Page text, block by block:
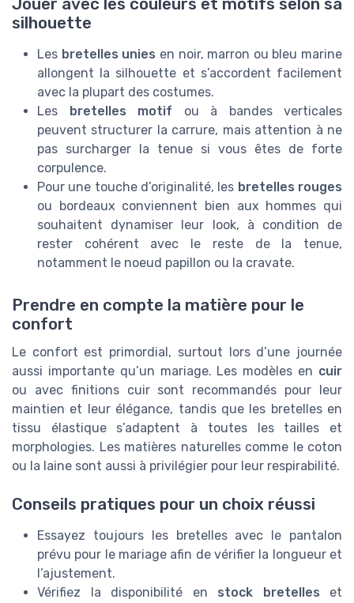
silhouette
Les bretelles unies en noir, marron ou bleu marine
allongent la silhouette et s’accordent facilement
avec la plupart des costumes.
Les bretelles motif ou à bandes verticales
peuvent structurer la carrure, mais attention à ne
pas surcharger la tenue si vous êtes de forte
corpulence.
Pour une touche d’originalité, les bretelles rouges
ou bordeaux conviennent bien aux hommes qui
souhaitent dynamiser leur look, à condition de
rester cohérent avec le reste de la tenue,
notamment le noeud papillon ou la cravate.
Prendre en compte la matière pour le
confort
Le confort est primordial, surtout lors d’une journée
aussi importante qu’un mariage. Les modèles en cuir
ou avec finitions cuir sont recommandés pour leur
maintien et leur élégance, tandis que les bretelles en
tissu élastique s’adaptent à toutes les tailles et
morphologies. Les matières naturelles comme le coton
ou la laine sont aussi à privilégier pour leur respirabilité.
Conseils pratiques pour un choix réussi
Essayez toujours les bretelles avec le pantalon
prévu pour le mariage afin de vérifier la longueur et
l’ajustement.
Vérifiez la disponibilité en stock bretelles et